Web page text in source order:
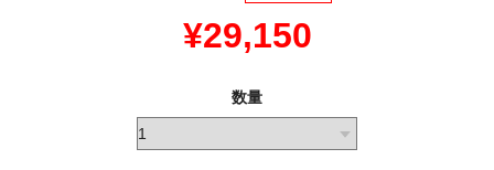
¥29,150
数量